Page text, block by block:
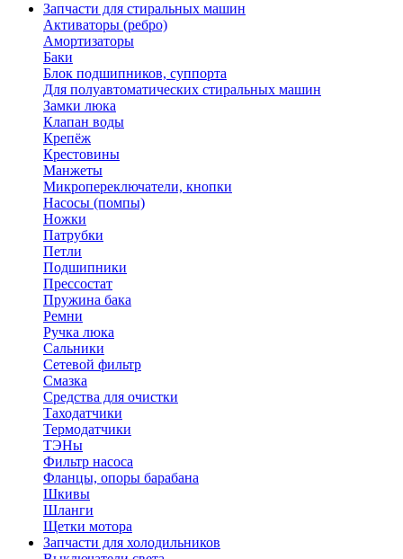
Запчасти для стиральных машин
Активаторы (ребро)
Амортизаторы
Баки
Блок подшипников, суппорта
Для полуавтоматических стиральных машин
Замки люка
Клапан воды
Крепёж
Крестовины
Манжеты
Микропереключатели, кнопки
Насосы (помпы)
Ножки
Патрубки
Петли
Подшипники
Прессостат
Пружина бака
Ремни
Ручка люка
Сальники
Сетевой фильтр
Смазка
Средства для очистки
Таходатчики
Термодатчики
ТЭНы
Фильтр насоса
Фланцы, опоры барабана
Шкивы
Шланги
Щетки мотора
Запчасти для холодильников